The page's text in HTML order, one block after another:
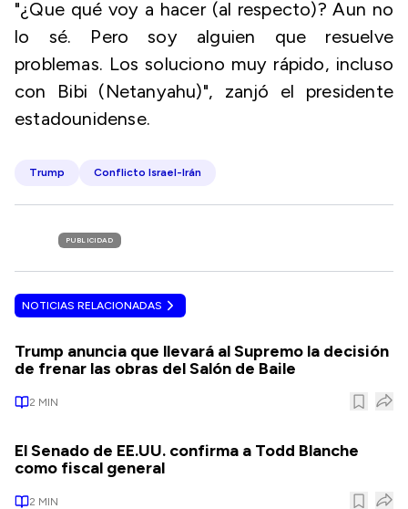
"¿Que qué voy a hacer (al respecto)? Aun no
lo sé. Pero soy alguien que resuelve
problemas. Los soluciono muy rápido, incluso
con Bibi (Netanyahu)", zanjó el presidente
estadounidense.
Trump Conflicto Israel-Irán
PUBLICIDAD
NOTICIAS RELACIONADAS
Trump anuncia que llevará al Supremo la decisión
de frenar las obras del Salón de Baile
2 MIN
El Senado de EE.UU. confirma a Todd Blanche
como fiscal general
2 MIN